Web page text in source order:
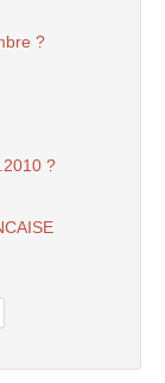
?
?